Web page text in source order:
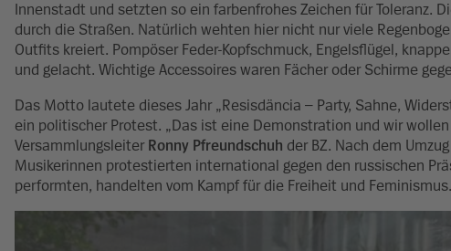
Innenstadt und setzten so ein farbenfrohes Zeichen für Toleranz.
durch die Straßen. Natürlich wehten hier nicht nur viele
Outfits kreiert. Pompöser Feder-Kopfschmuck, Engelsflügel,
und gelacht. Wichtige Accessoires waren Fächer oder Schirme
Das Motto lautete dieses Jahr „Resisdäncia – Party, Sahne,
ein politischer Protest. „Das ist eine Demonstration und wir
Versammlungsleiter Ronny Pfreundschuh der BZ. Nach dem
Musikerinnen protestierten international gegen den russischen
performten, handelten vom Kampf für die Freiheit und